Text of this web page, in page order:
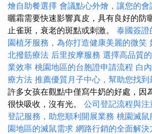
燴自助餐選擇 會議點心外燴，讓您的
曬霜需要快速影響真皮，具有良好的防
止雀斑，衰老的斑點或刺激。 泰國簽證
園植牙服務，為你打造健康美麗的微笑
北撥筋療法 后里按摩服務 選擇高品質
業效率 桃園地區的台胞證申請流程 白
療方法 推薦優質月子中心，幫助您找
許多女孩在觀點中僅寫牛奶的好處，因
很快吸收，沒有光。 公司登記流程與注
登記服務，助您順利開展業務 桃園滅鼠
園地區的滅鼠需求 網路行銷的全面解決